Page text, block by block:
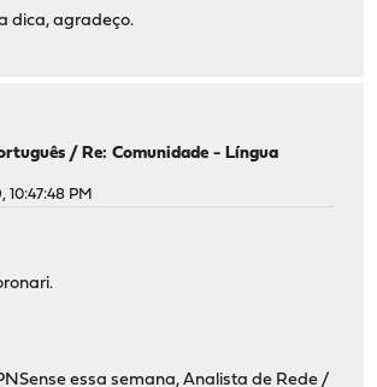
dica, agradeço.
/ Re: Comunidade - Língua
10:47:48 PM
essa semana, Analista de Rede /